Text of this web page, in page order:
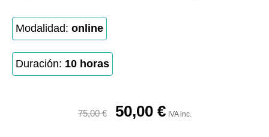
Modalidad: online
Duración: 10 horas
75,00€ 50,00 € IVA inc.